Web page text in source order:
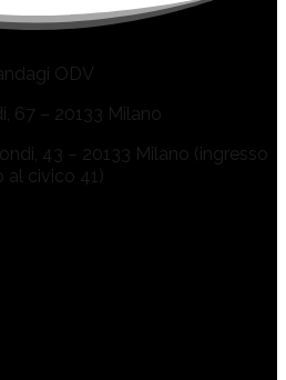
ODV
67 – 20133 Milano
43 – 20133 Milano (ingresso
al civico 41)